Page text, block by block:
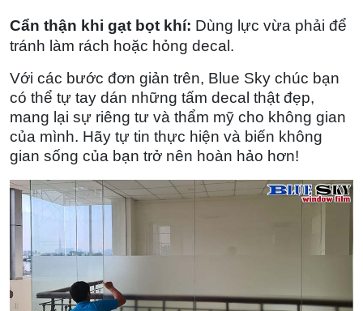
Cẩn thận khi gạt bọt khí: Dùng lực vừa phải để
tránh làm rách hoặc hỏng decal.
Với các bước đơn giản trên, Blue Sky chúc bạn
có thể tự tay dán những tấm decal thật đẹp,
mang lại sự riêng tư và thẩm mỹ cho không gian
của mình. Hãy tự tin thực hiện và biến không
gian sống của bạn trở nên hoàn hảo hơn!